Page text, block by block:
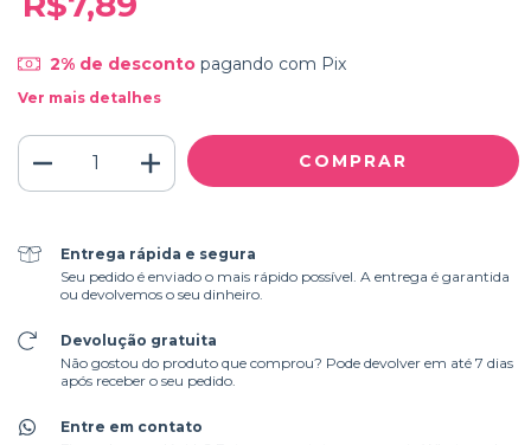
2% de descontopagando com Pix
Ver mais detalhes
Entrega rápida e segura
Seu pedido é enviado o mais rápido possível. A entrega é garantida
ou devolvemos o seu dinheiro.
Devolução gratuita
Não gostou do produto que comprou? Pode devolver em até 7 dias
após receber o seu pedido.
Entre em contato